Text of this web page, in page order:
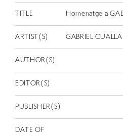
TITLE Homenatge a
ARTIST(S) GABRIEL
AUTHOR(S)
EDITOR(S)
PUBLISHER(S)
DATE OF